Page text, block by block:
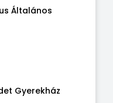
Általános
Gyerekház